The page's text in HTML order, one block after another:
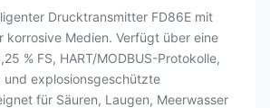
Drucktransmitter FD86E mit
korrosive Medien. Verfügt über eine
% FS, HART/MODBUS-Protokolle,
explosionsgeschützte
für Säuren, Laugen, Meerwasser